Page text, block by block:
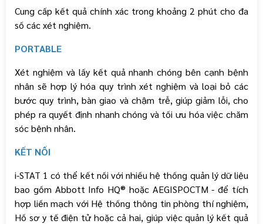
Cung cấp kết quả chính xác trong khoảng 2 phút cho đa
số các xét nghiệm.
PORTABLE
Xét nghiệm và lấy kết quả nhanh chóng bên cạnh bệnh
nhân sẽ hợp lý hóa quy trình xét nghiệm và loại bỏ các
bước quy trình, bàn giao và chậm trễ, giúp giảm lỗi, cho
phép ra quyết định nhanh chóng và tối ưu hóa việc chăm
sóc bệnh nhân.
KẾT NỐI
i-STAT 1 có thể kết nối với nhiều hệ thống quản lý dữ liệu
bao gồm Abbott Info HQ® hoặc AEGISPOCTM - để tích
hợp liền mạch với Hệ thống thông tin phòng thí nghiệm,
Hồ sơ y tế điện tử hoặc cả hai, giúp việc quản lý kết quả
LIÊN HỆ ĐỂ BIẾT THÊM CHI TIẾT SẢN